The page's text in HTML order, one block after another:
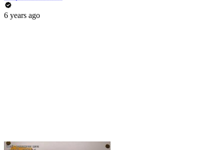
6 years ago